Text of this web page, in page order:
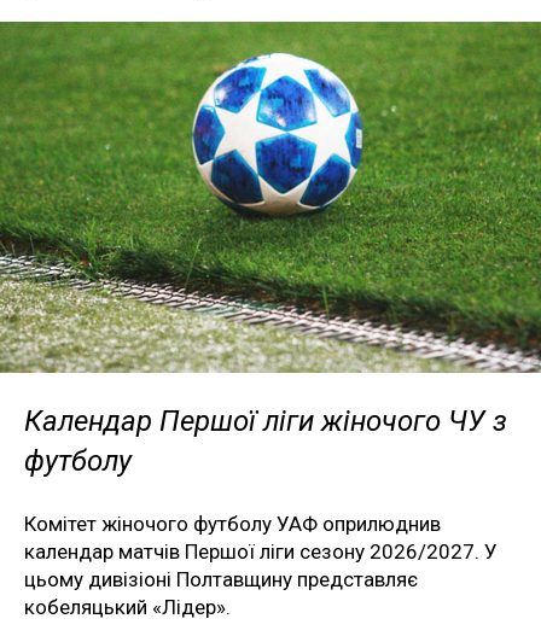
Календар Першої ліги жіночого ЧУ з
футболу
Комітет жіночого футболу УАФ оприлюднив
календар матчів Першої ліги сезону 2026/2027. У
цьому дивізіоні Полтавщину представляє
кобеляцький «Лідер».